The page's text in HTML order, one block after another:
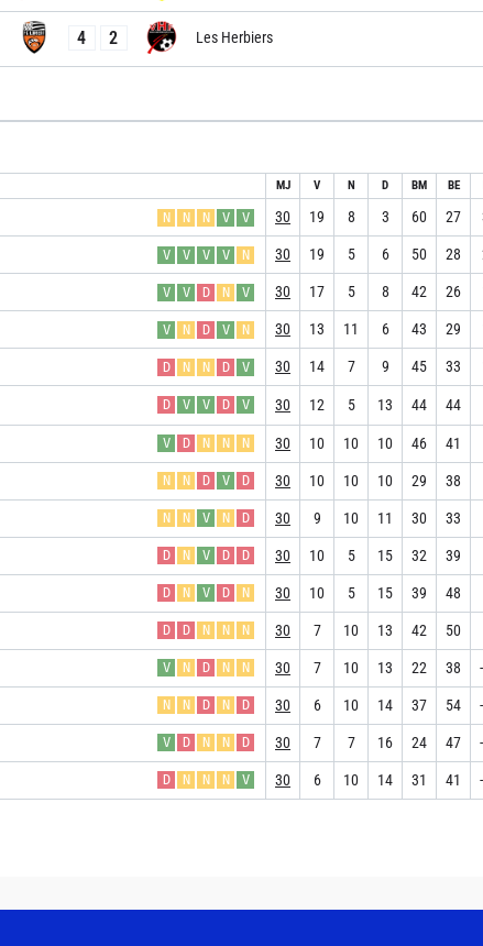
4 2 Les Herbiers
MJ V N D BM BE
N N N V V 30 19 8 3 60 27
V V V V N 30 19 5 6 50 28
V V D N V 30 17 5 8 42 26
V N D V N 30 13 11 6 43 29
D N N D V 30 14 7 9 45 33
D V V D V 30 12 5 13 44 44
V D N N N 30 10 10 10 46 41
N N D V D 30 10 10 10 29 38
N N V N D 30 9 10 11 30 33
D N V D D 30 10 5 15 32 39
D N V D N 30 10 5 15 39 48
D D N N N 30 7 10 13 42 50
V N D N N 30 7 10 13 22 38
N N D N D 30 6 10 14 37 54
V D N N D 30 7 7 16 24 47
D N N N V 30 6 10 14 31 41